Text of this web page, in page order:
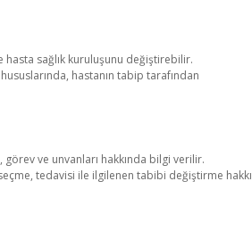
hasta sağlık kuruluşunu değiştirebilir.
hastanın tabip tarafından
ve unvanları hakkında bilgi verilir.
tedavisi ile ilgilenen tabibi değiştirme hakkı